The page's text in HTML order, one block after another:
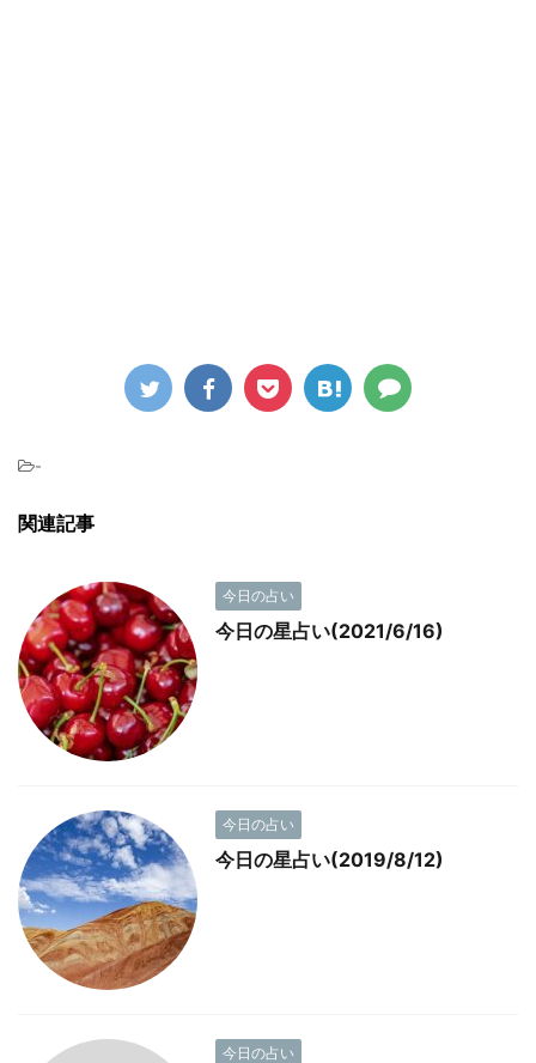
-
関連記事
今日の占い
今日の星占い(2021/6/16)
今日の占い
今日の星占い(2019/8/12)
今日の占い